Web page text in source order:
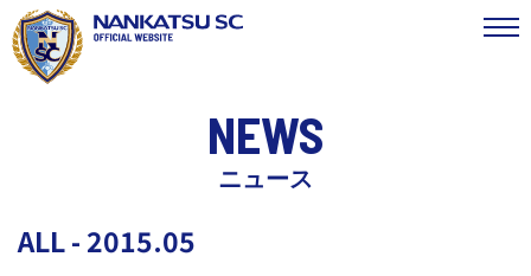
NEWS
ニュース
ALL - 2015.05